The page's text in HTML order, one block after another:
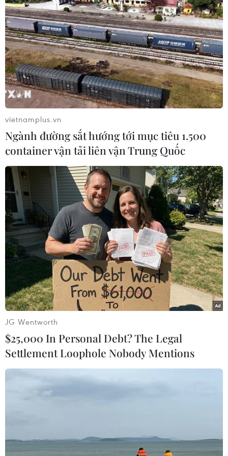
TIN LIÊN QUAN
Nhà Trắng yêu cầu Fed giảm lãi suất để
bảo vệ nền kinh tế Mỹ
30/03/2019 04:23
Cố vấn Kinh tế Nhà Trắng Larry Kudlow đã kêu gọi
Ngân hàng Dự trữ Liên bang Mỹ (Fed) cần "ngay lập
tức" giảm lãi suất ở mức 0,5 điểm %.
vietnamplus.vn
Ngành đường sắt hướng tới mục tiêu 1.500
container vận tải liên vận Trung Quốc
JG Wentworth
$25,000 In Personal Debt? The Legal
Settlement Loophole Nobody Mentions